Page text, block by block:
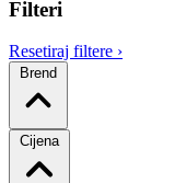
Filteri
Resetiraj filtere ›
Brend
Cijena